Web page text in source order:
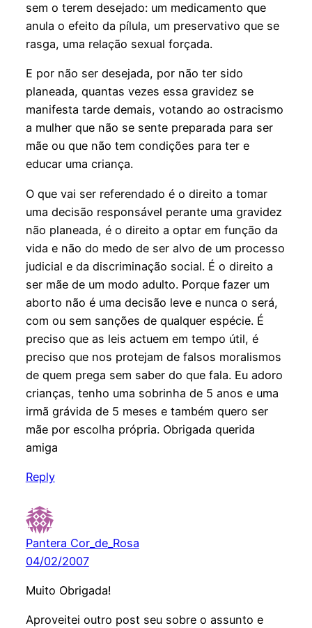
sem o terem desejado: um medicamento que
anula o efeito da pílula, um preservativo que se
rasga, uma relação sexual forçada.
E por não ser desejada, por não ter sido
planeada, quantas vezes essa gravidez se
manifesta tarde demais, votando ao ostracismo
a mulher que não se sente preparada para ser
mãe ou que não tem condições para ter e
educar uma criança.
O que vai ser referendado é o direito a tomar
uma decisão responsável perante uma gravidez
não planeada, é o direito a optar em função da
vida e não do medo de ser alvo de um processo
judicial e da discriminação social. É o direito a
ser mãe de um modo adulto. Porque fazer um
aborto não é uma decisão leve e nunca o será,
com ou sem sanções de qualquer espécie. É
preciso que as leis actuem em tempo útil, é
preciso que nos protejam de falsos moralismos
de quem prega sem saber do que fala. Eu adoro
crianças, tenho uma sobrinha de 5 anos e uma
irmã grávida de 5 meses e também quero ser
mãe por escolha própria. Obrigada querida
amiga
Reply
Pantera Cor_de_Rosa
04/02/2007
Muito Obrigada!
Aproveitei outro post seu sobre o assunto e